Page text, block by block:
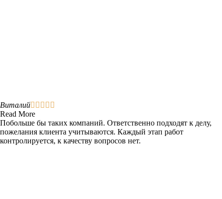
Виталий    
Read More
Побольше бы таких компаний. Ответственно подходят к делу,
пожелания клиента учитываются. Каждый этап работ
контролируется, к качеству вопросов нет.